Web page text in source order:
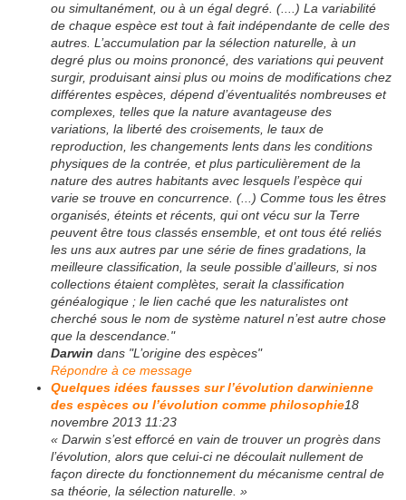
ou simultanément, ou à un égal degré. (....) La variabilité
de chaque espèce est tout à fait indépendante de celle des
autres. L’accumulation par la sélection naturelle, à un
degré plus ou moins prononcé, des variations qui peuvent
surgir, produisant ainsi plus ou moins de modifications chez
différentes espèces, dépend d’éventualités nombreuses et
complexes, telles que la nature avantageuse des
variations, la liberté des croisements, le taux de
reproduction, les changements lents dans les conditions
physiques de la contrée, et plus particulièrement de la
nature des autres habitants avec lesquels l’espèce qui
varie se trouve en concurrence. (...) Comme tous les êtres
organisés, éteints et récents, qui ont vécu sur la Terre
peuvent être tous classés ensemble, et ont tous été reliés
les uns aux autres par une série de fines gradations, la
meilleure classification, la seule possible d’ailleurs, si nos
collections étaient complètes, serait la classification
généalogique ; le lien caché que les naturalistes ont
cherché sous le nom de système naturel n’est autre chose
que la descendance."
Darwin dans "L’origine des espèces"
Répondre à ce message
Quelques idées fausses sur l’évolution darwinienne
des espèces ou l’évolution comme philosophie18
novembre 2013 11:23
« Darwin s’est efforcé en vain de trouver un progrès dans
l’évolution, alors que celui-ci ne découlait nullement de
façon directe du fonctionnement du mécanisme central de
sa théorie, la sélection naturelle. »